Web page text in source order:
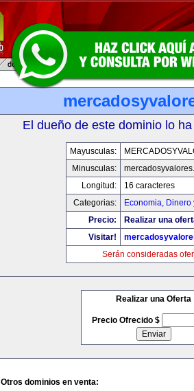
El dueño de este dominio lo
Mayusculas:
Minusculas:
Longitud:
16 caracteres
Categorias:
Economia, Dinero
Precio:
Realizar una
Visitar!
Serán consideradas
Realizar una Oferta
Precio Ofrecido $
Otros dominios en venta: